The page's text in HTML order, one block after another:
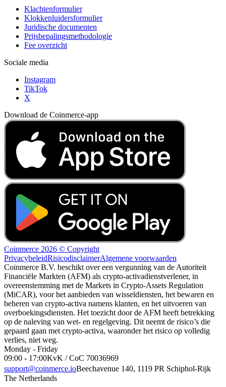
Klachtenformulier
Klokkenluidersformulier
Juridische documenten
Prijsbepalingsmethodologie
Fee overzicht
Sociale media
Instagram
TikTok
X
Download de Coinmerce-app
Coinmerce 2026 © Copyright
PrivacybeleidRisicodisclaimerAlgemene voorwaarden
Coinmerce B.V. beschikt over een vergunning van de Autoriteit
Financiële Markten (AFM) als crypto-activadienstverlener, in
overeenstemming met de Markets in Crypto-Assets Regulation
(MiCAR), voor het aanbieden van wisseldiensten, het bewaren en
beheren van crypto-activa namens klanten, en het uitvoeren van
overboekingsdiensten. Het toezicht door de AFM heeft betrekking
op de naleving van wet- en regelgeving. Dit neemt de risico’s die
gepaard gaan met crypto-activa, waaronder het risico op volledig
verlies, niet weg.
Monday - Friday
09:00 - 17:00KvK / CoC 70036969
support@coinmerce.ioBeechavenue 140, 1119 PR Schiphol-Rijk
The Netherlands